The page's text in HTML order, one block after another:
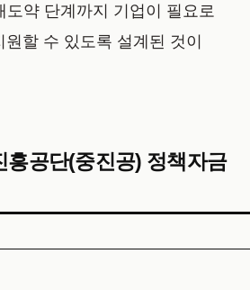
도약 단계까지 기업이 필요로
할 수 있도록 설계된 것이
흥공단(중진공) 정책자금